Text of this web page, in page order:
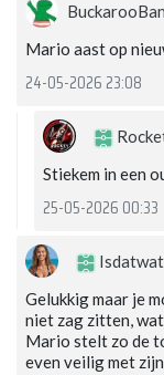
Mario aast op
24-05-2026 23:08
Stiekem in een
25-05-2026 00:33
Isdatwat
Gelukkig maar je
niet zag zitten,
Mario stelt zo de
even veilig met